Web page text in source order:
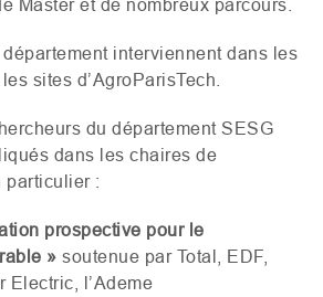
Master et de nombreux parcours.
interviennent dans les
sites d’AgroParisTech.
du département SESG
dans les chaires de
particulier :
prospective pour le
» soutenue par Total, EDF,
Electric, l’Ademe